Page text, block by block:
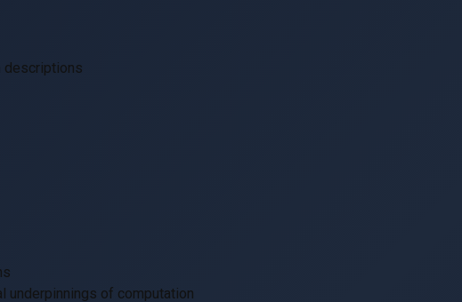
descriptions
underpinnings of computation